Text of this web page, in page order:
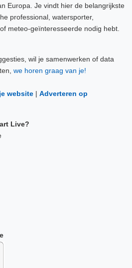
Europa. Je vindt hier de belangrijkste
professional, watersporter,
meteo-geïnteresseerde nodig hebt.
wil je samenwerken of data
we horen graag van je!
website | Adverteren op
Live?